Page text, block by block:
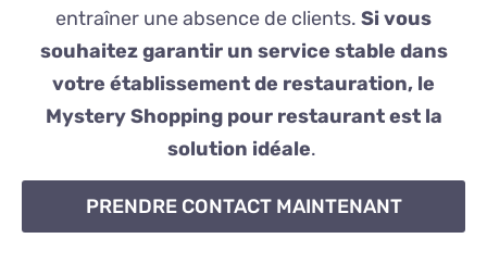
entraîner une absence de clients. Si vous
souhaitez garantir un service stable dans
votre établissement de restauration, le
Mystery Shopping pour restaurant est la
solution idéale.
PRENDRE CONTACT MAINTENANT